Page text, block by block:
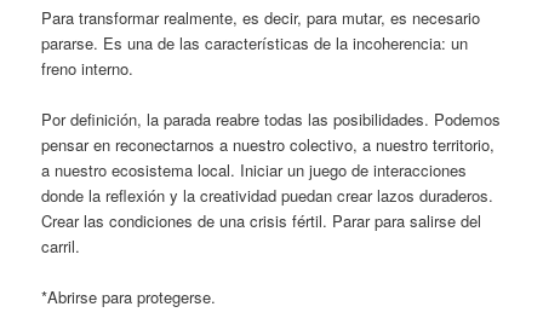
Para transformar realmente, es decir, para mutar, es necesario
pararse. Es una de las características de la incoherencia: un
freno interno.
Por definición, la parada reabre todas las posibilidades. Podemos
pensar en reconectarnos a nuestro colectivo, a nuestro territorio,
a nuestro ecosistema local. Iniciar un juego de interacciones
donde la reflexión y la creatividad puedan crear lazos duraderos.
Crear las condiciones de una crisis fértil. Parar para salirse del
carril.
*Abrirse para protegerse.